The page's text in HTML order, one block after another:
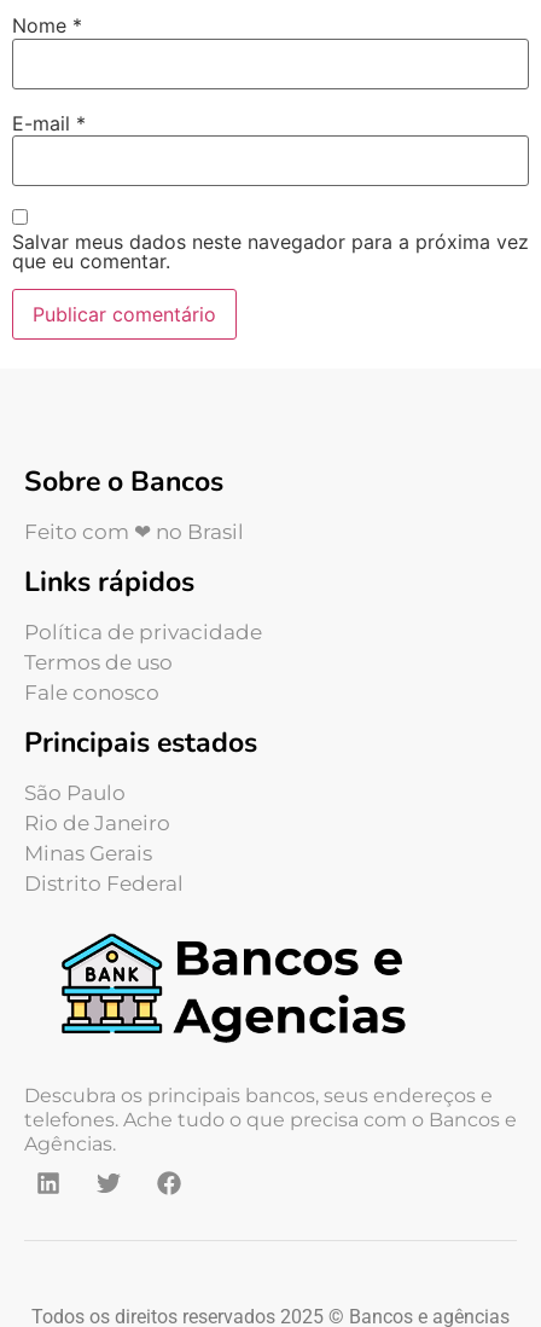
Nome *
E-mail *
Salvar meus dados neste navegador para a próxima vez
que eu comentar.
Sobre o Bancos
Feito com ❤ no Brasil
Links rápidos
Política de privacidade
Termos de uso
Fale conosco
Principais estados
São Paulo
Rio de Janeiro
Minas Gerais
Distrito Federal
Descubra os principais bancos, seus endereços e
telefones. Ache tudo o que precisa com o Bancos e
Agências.
Todos os direitos reservados 2025 © Bancos e agências